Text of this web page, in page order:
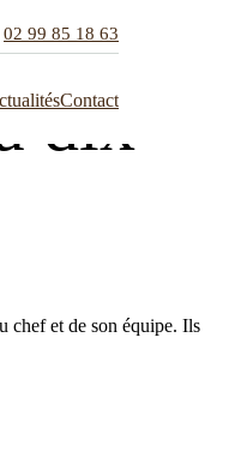
02 99 85 18 63
Contact
dix
chef et de son équipe. Ils